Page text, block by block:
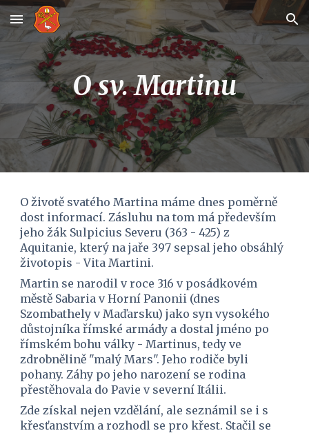
Skip to main content Skip to navigation
O sv. Martinu
O životě svatého Martina máme dnes poměrně
dost informací. Zásluhu na tom má především
jeho žák Sulpicius Severu (363 - 425) z
Aquitanie, který na jaře 397 sepsal jeho obsáhlý
životopis - Vita Martini.
Martin se narodil v roce 316 v posádkovém
městě Sabaria v Horní Panonii (dnes
Szombathely v Maďarsku) jako syn vysokého
důstojníka římské armády a dostal jméno po
římském bohu války - Martinus, tedy ve
zdrobnělině "malý Mars". Jeho rodiče byli
pohany. Záhy po jeho narození se rodina
přestěhovala do Pavie v severní Itálii.
Zde získal nejen vzdělání, ale seznámil se i s
křesťanstvím a rozhodl se pro křest. Stačil se